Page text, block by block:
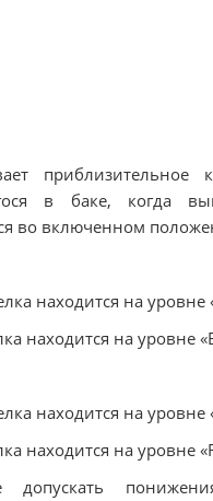
приблизительное
в баке, когда
во включенном
находится на уровне
находится на уровне
находится на уровне
находится на уровне
допускать